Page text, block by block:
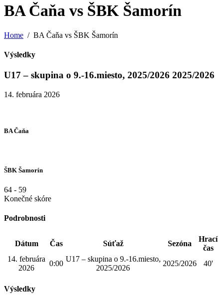
BA Čaňa vs ŠBK Šamorín
Home BA Čaňa vs ŠBK Šamorín
Výsledky
U17 – skupina o 9.-16.miesto, 2025/2026 2025/2026
14. februára 2026
BA Čaňa
ŠBK Šamorín
64 - 59
Konečné skóre
Podrobnosti
Dátum Čas Súťaž Sezóna
Hrací
čas
14. februára
2026
0:00
U17 – skupina o 9.-16.miesto,
2025/2026
2025/2026 40'
Výsledky